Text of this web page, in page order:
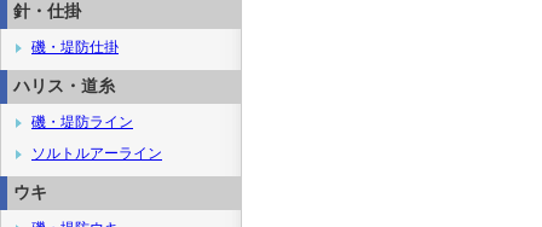
針・仕掛
磯・堤防仕掛
ハリス・道糸
磯・堤防ライン
ソルトルアーライン
ウキ